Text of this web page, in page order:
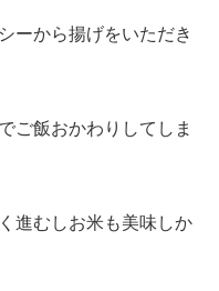
ーから揚げをいただき
ご飯おかわりしてしま
進むしお米も美味しか